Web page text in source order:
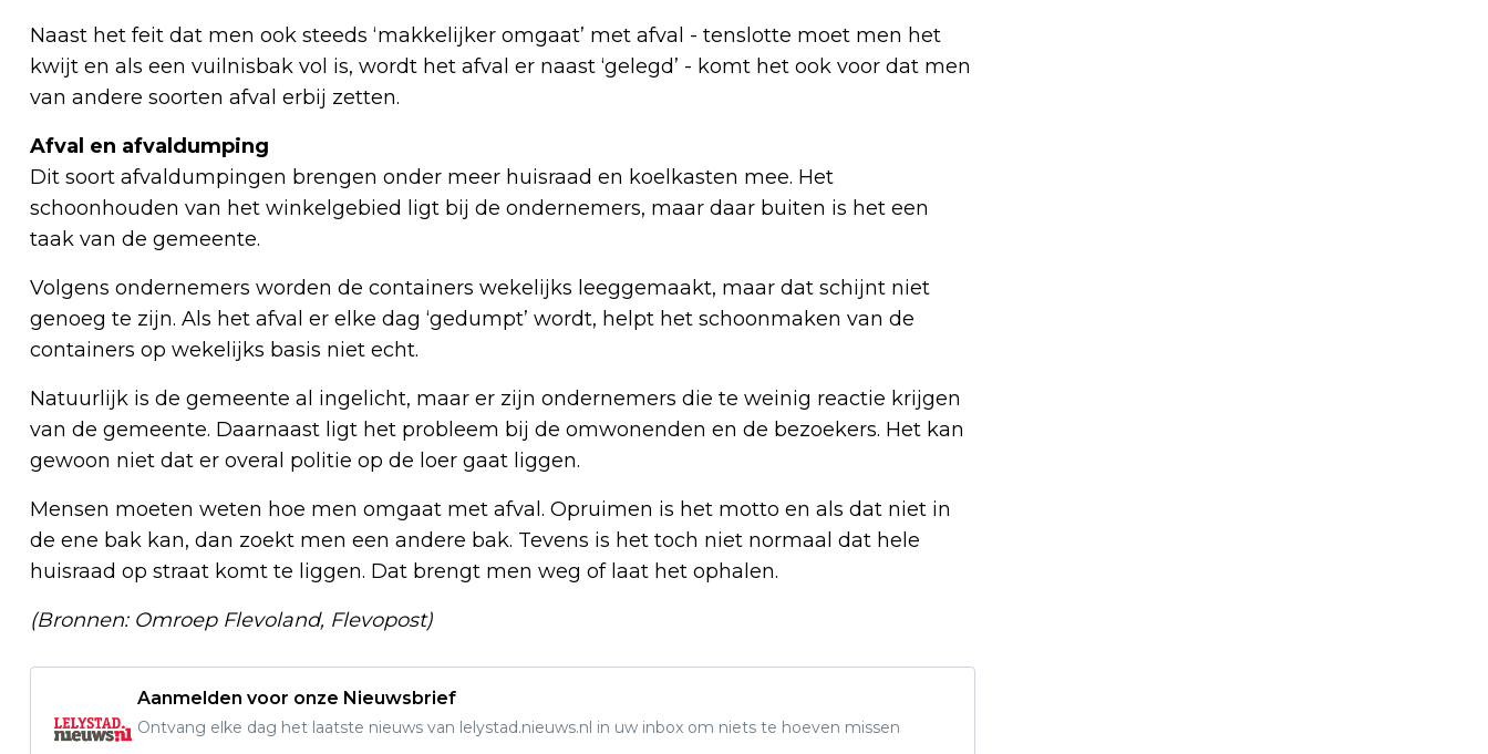
Naast het feit dat men ook steeds ‘makkelijker omgaat’ met afval - tenslotte moet men het
kwijt en als een vuilnisbak vol is, wordt het afval er naast ‘gelegd’ - komt het ook voor dat men
van andere soorten afval erbij zetten.
Afval en afvaldumping
Dit soort afvaldumpingen brengen onder meer huisraad en koelkasten mee. Het
schoonhouden van het winkelgebied ligt bij de ondernemers, maar daar buiten is het een
taak van de gemeente.
Volgens ondernemers worden de containers wekelijks leeggemaakt, maar dat schijnt niet
genoeg te zijn. Als het afval er elke dag ‘gedumpt’ wordt, helpt het schoonmaken van de
containers op wekelijks basis niet echt.
Natuurlijk is de gemeente al ingelicht, maar er zijn ondernemers die te weinig reactie krijgen
van de gemeente. Daarnaast ligt het probleem bij de omwonenden en de bezoekers. Het kan
gewoon niet dat er overal politie op de loer gaat liggen.
Mensen moeten weten hoe men omgaat met afval. Opruimen is het motto en als dat niet in
de ene bak kan, dan zoekt men een andere bak. Tevens is het toch niet normaal dat hele
huisraad op straat komt te liggen. Dat brengt men weg of laat het ophalen.
(Bronnen: Omroep Flevoland, Flevopost)
Aanmelden voor onze Nieuwsbrief
Ontvang elke dag het laatste nieuws van lelystad.nieuws.nl in uw inbox om niets te hoeven missen